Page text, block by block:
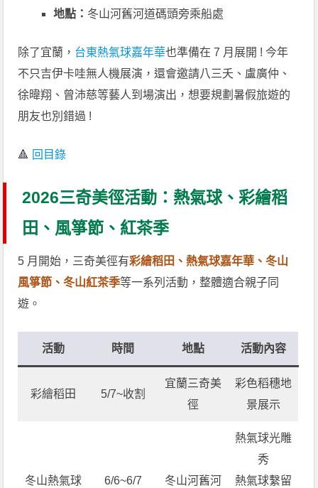
地點： 冬山河舊河道碼頭旁乘船處
除了宜蘭， 台東熱氣球嘉年華也準備在 7 月展開 ! 今年
不只吉伊卡哇無人機展演，還會邀請八三夭、盧廣仲、
徐暐翔、曾沛慈等藝人到場演出，想要規劃暑假旅遊的
朋友也別錯過 !
🔺 回目錄
2026三奇美徑活動：熱氣球、彩繪稻
田、風箏節、紅茶季
5 月開始，三奇美徑有彩繪稻田、熱氣球嘉年華、冬山
風箏節、冬山紅茶季等一系列活動，整體適合親子同
遊。
活動 時間 地點 活動內容
彩繪稻田 5/7~收割
宜蘭三奇美
徑
彩色稻穗地
景展示
冬山熱氣球
6/6~6/7
冬山河舊河
熱氣球光雕
秀
熱氣球繫留